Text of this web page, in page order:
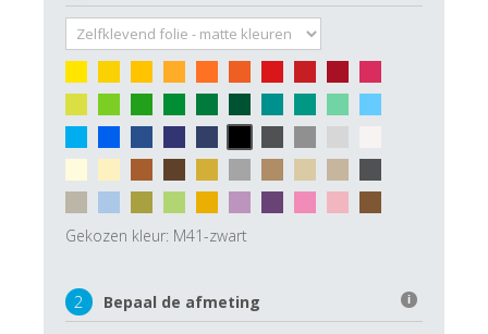
Gekozen kleur: M41-zwart
2 Bepaal de afmeting i